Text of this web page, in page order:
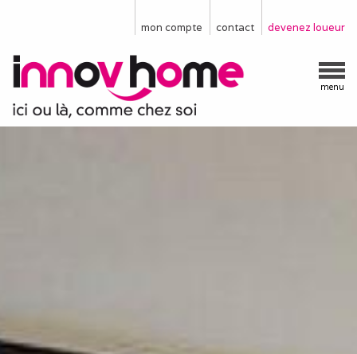
devenez loueur
contact
mon compte
menu